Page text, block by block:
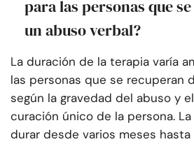
para las personas que
un abuso verbal?
La duración de la terapia varía
las personas que se recuperan
según la gravedad del abuso y
curación único de la persona.
durar desde varios meses